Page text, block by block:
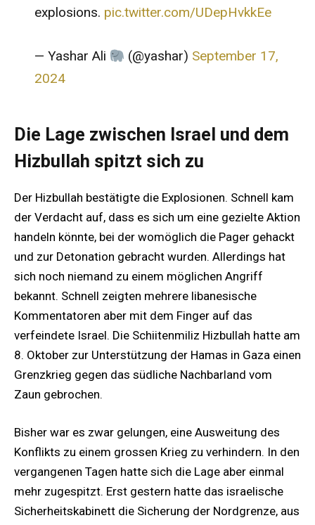
explosions. pic.twitter.com/UDepHvkkEe
— Yashar Ali (@yashar) September 17,
2024
Die Lage zwischen Israel und dem
Hizbullah spitzt sich zu
Der Hizbullah bestätigte die Explosionen. Schnell kam
der Verdacht auf, dass es sich um eine gezielte Aktion
handeln könnte, bei der womöglich die Pager gehackt
und zur Detonation gebracht wurden. Allerdings hat
sich noch niemand zu einem möglichen Angriff
bekannt. Schnell zeigten mehrere libanesische
Kommentatoren aber mit dem Finger auf das
verfeindete Israel. Die Schiitenmiliz Hizbullah hatte am
8. Oktober zur Unterstützung der Hamas in Gaza einen
Grenzkrieg gegen das südliche Nachbarland vom
Zaun gebrochen.
Bisher war es zwar gelungen, eine Ausweitung des
Konflikts zu einem grossen Krieg zu verhindern. In den
vergangenen Tagen hatte sich die Lage aber einmal
mehr zugespitzt. Erst gestern hatte das israelische
Sicherheitskabinett die Sicherung der Nordgrenze, aus